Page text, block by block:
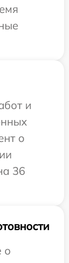
и
о
36
о